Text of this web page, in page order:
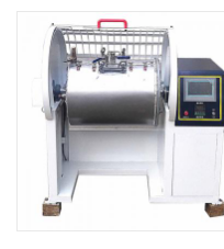
inoxydable 304 de
laboratoire avec
pompe de séparation
pneumatique